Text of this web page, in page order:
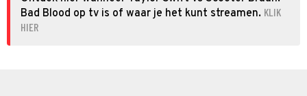
Bad Blood op tv is of waar je het kunt streamen. KLIK
HIER